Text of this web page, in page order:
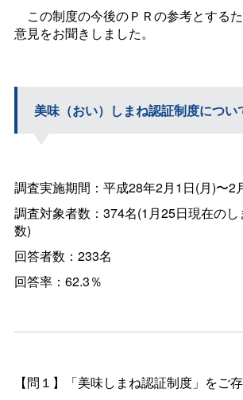
この制度の今後のＰＲの参考とする
意見をお聞きしました。
美味（おい）しまね認証制度につい
調査実施期間：平成28年2月1日(月)〜2
調査対象者数：374名(1月25日現在の
数)
回答者数：233名
回答率：62.3％
【問１】「美味しまね認証制度」をご